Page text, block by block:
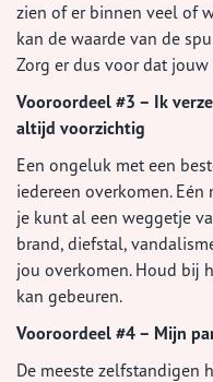
zien of er binnen veel of
kan de waarde van de
Zorg er dus voor dat
Vooroordeel #3 – Ik
altijd voorzichtig
Een ongeluk met een
iedereen overkomen.
je kunt al een weggetje
brand, diefstal,
jou overkomen. Houd bij
kan gebeuren.
Vooroordeel #4 – Mijn
De meeste zelfstandigen